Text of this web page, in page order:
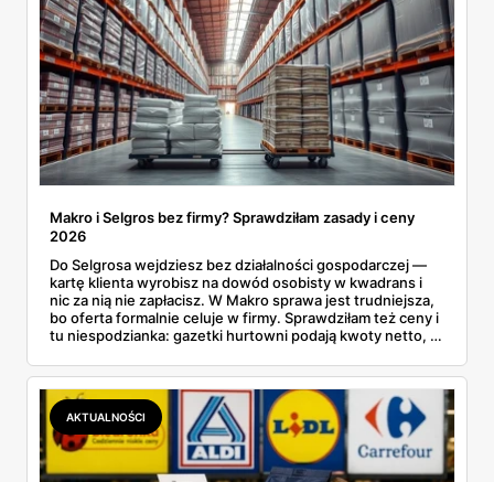
Makro i Selgros bez firmy? Sprawdziłam zasady i ceny
2026
Do Selgrosa wejdziesz bez działalności gospodarczej —
kartę klienta wyrobisz na dowód osobisty w kwadrans i
nic za nią nie zapłacisz. W Makro sprawa jest trudniejsza,
bo oferta formalnie celuje w firmy. Sprawdziłam też ceny i
tu niespodzianka: gazetki hurtowni podają kwoty netto, a
zawsze wygrywa — ta sama kawa ziarnista kosztuje w
Makro ponad dwa razy więcej niż w weekendowej
promocji dyskontu.
AKTUALNOŚCI